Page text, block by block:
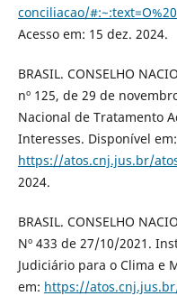
conciliacao/
Acesso em: 15 dez. 2024.
BRASIL. CONSELHO
nº 125, de 29 de
Nacional de Tratamento
Interesses. Disponível em:
https://atos.cnj.jus.br/
2024.
BRASIL. CONSELHO
Nº 433 de 27/10/2021.
Judiciário para o Clima e
em: https://